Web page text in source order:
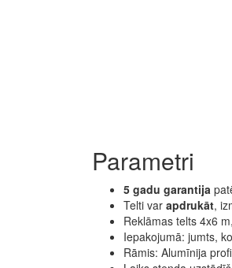
Parametri
5 gadu garantija
Telti var apdrukāt,
Reklāmas telts 4x6
Iepakojumā: jumts,
Rāmis: Alumīnija